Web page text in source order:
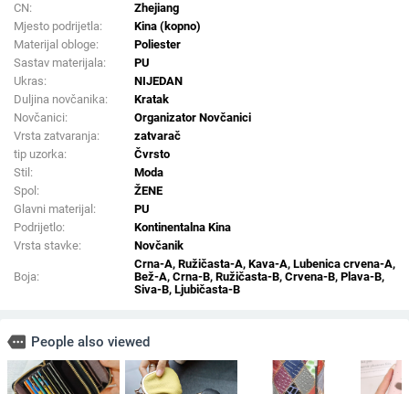
CN:
Zhejiang
Mjesto podrijetla:
Kina (kopno)
Materijal obloge:
Poliester
Sastav materijala:
PU
Ukras:
NIJEDAN
Duljina novčanika:
Kratak
Novčanici:
Organizator Novčanici
Vrsta zatvaranja:
zatvarač
tip uzorka:
Čvrsto
Stil:
Moda
Spol:
ŽENE
Glavni materijal:
PU
Podrijetlo:
Kontinentalna Kina
Vrsta stavke:
Novčanik
Boja:
Crna-A, Ružičasta-A, Kava-A, Lubenica crvena-A,
Bež-A, Crna-B, Ružičasta-B, Crvena-B, Plava-B,
Siva-B, Ljubičasta-B
more People also viewed